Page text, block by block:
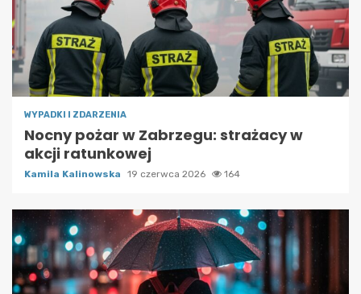
WYPADKI I ZDARZENIA
Nocny pożar w Zabrzegu: strażacy w
akcji ratunkowej
Kamila Kalinowska 19 czerwca 2026 164